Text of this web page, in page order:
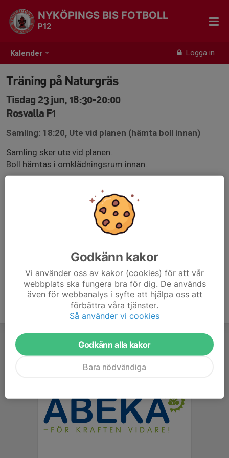
Kalender Logga in
NYKÖPINGS BIS FOTBOLL
P12
Träning på Naturgräs
Tisdag 23 jun, 18:30-20:00
Rosvalla F1
Samling: 18:20, Ute vid planen (hämta boll innan)
Samling sker ute vid planen.
Boll hämtas i omklädningsrum innan.
Vi har omklädningsrum 29B på tisdagar.
Se till att vara ombytt och klar, på plats vid planen med
en boll, senast 10 min innan träningen startar.
Benskydd är obligatoriskt på träning!
Godkänn kakor
Vi använder oss av kakor (cookies) för att vår
webbplats ska fungera bra för dig. De används
även för webbanalys i syfte att hjälpa oss att
förbättra våra tjänster.
Så använder vi cookies
Godkänn alla kakor
Bara nödvändiga